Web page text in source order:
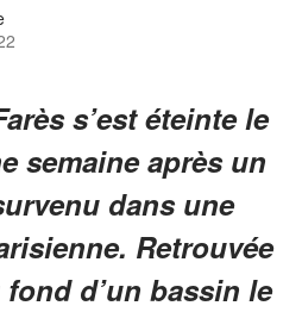
s’est éteinte le
semaine après un
dans une
Retrouvée
d’un bassin le